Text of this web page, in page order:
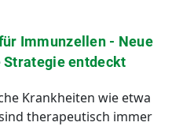
Immunzellen - Neue
entdeckt
Krankheiten wie etwa
therapeutisch immer